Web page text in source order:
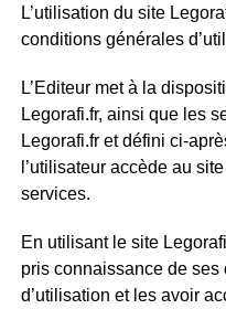
L’utilisation du site
conditions générales
L’Editeur met à la
Legorafi.fr, ainsi que les
Legorafi.fr et défini ci-
l’utilisateur accède au
services.
En utilisant le site
pris connaissance de
d’utilisation et les avoir